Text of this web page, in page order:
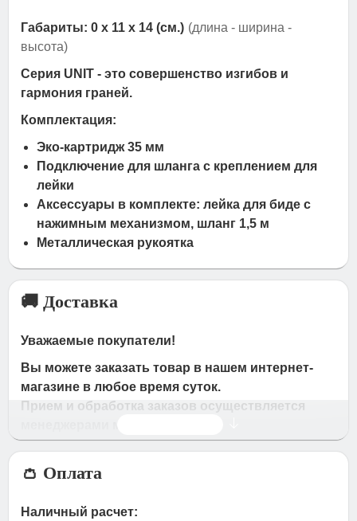
Габариты: 0 x 11 x 14 (см.) (длина - ширина -
высота)
Серия UNIT - это совершенство изгибов и
гармония граней.
Комплектация:
Эко-картридж 35 мм
Подключение для шланга с креплением для
лейки
Аксессуары в комплекте: лейка для биде с
нажимным механизмом, шланг 1,5 м
Металлическая рукоятка
🚚 Доставка
Уважаемые покупатели!
Вы можете заказать товар в нашем интернет-
магазине в любое время суток.
Прием и обработка заказов осуществляется
Время работы магазина:
с 09:00 дo 19:00
👛 Оплата
Наличный расчет: